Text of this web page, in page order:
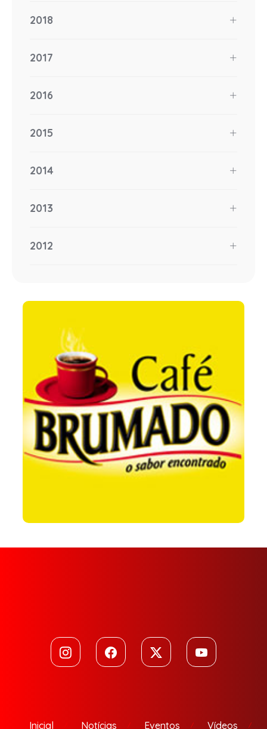
2018
2017
2016
2015
2014
2013
2012
Inicial Notícias Eventos Vídeos